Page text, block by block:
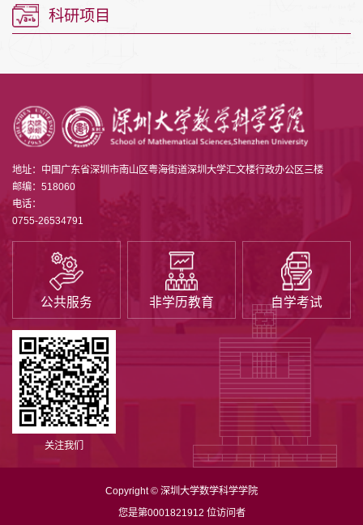
科研项目
地址：中国广东省深圳市南山区粤海街道深圳大学汇文楼行政办公区三楼
邮编：518060
电话：
0755-26534791
公共服务 非学历教育 自学考试
关注我们
Copyright © 深圳大学数学科学学院
您是第0001821912 位访问者